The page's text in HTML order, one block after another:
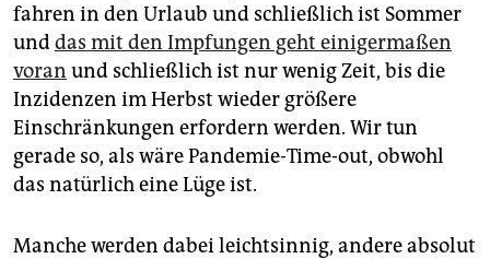
fahren in den Urlaub und schließlich ist Sommer
unddas mit den Impfungen geht einigermaßen
voran und schließlich ist nur wenig Zeit, bis die
Inzidenzen im Herbst wieder größere
Einschränkungen erfordern werden. Wir tun
gerade so, als wäre Pandemie-Time-out, obwohl
das natürlich eine Lüge ist.
Manche werden dabei leichtsinnig, andere absolut